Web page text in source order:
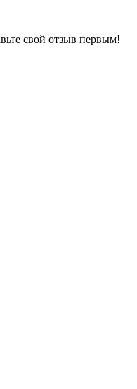
свой отзыв первым!